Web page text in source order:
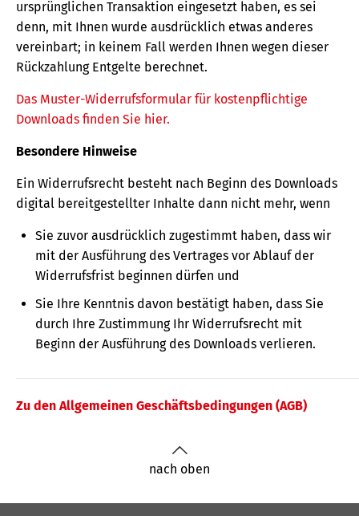
ursprünglichen Transaktion eingesetzt haben, es sei
denn, mit Ihnen wurde ausdrücklich etwas anderes
vereinbart; in keinem Fall werden Ihnen wegen dieser
Rückzahlung Entgelte berechnet.
Das Muster-Widerrufsformular für kostenpflichtige
Downloads finden Sie hier.
Besondere Hinweise
Ein Widerrufsrecht besteht nach Beginn des Downloads
digital bereitgestellter Inhalte dann nicht mehr, wenn
Sie zuvor ausdrücklich zugestimmt haben, dass wir
mit der Ausführung des Vertrages vor Ablauf der
Widerrufsfrist beginnen dürfen und
Sie Ihre Kenntnis davon bestätigt haben, dass Sie
durch Ihre Zustimmung Ihr Widerrufsrecht mit
Beginn der Ausführung des Downloads verlieren.
Zu den Allgemeinen Geschäftsbedingungen (AGB)
nach oben